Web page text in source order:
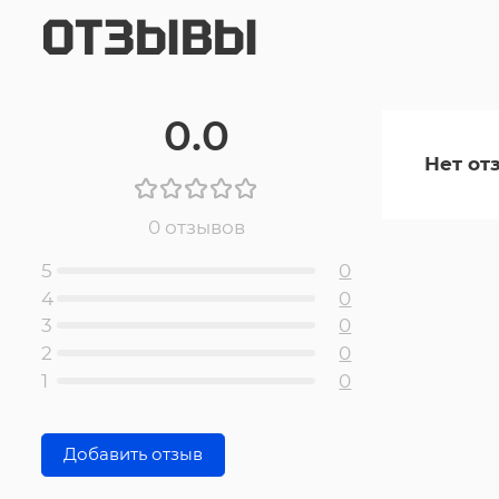
ОТЗЫВЫ
0.0
0 отзывов
5
0
4
0
3
0
2
0
1
0
Добавить отзыв
Нет